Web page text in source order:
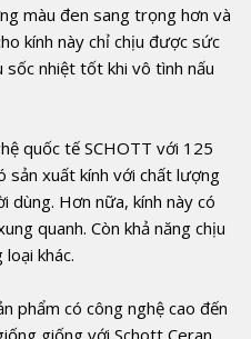
màu đen sang trọng hơn và
kính này chỉ chịu được sức
sốc nhiệt tốt khi vô tình nấu
quốc tế SCHOTT với 125
sản xuất kính với chất lượng
dùng. Hơn nữa, kính này có
quanh. Còn khả năng chịu
khác.
phẩm có công nghệ cao đến
giống với Schott Ceran